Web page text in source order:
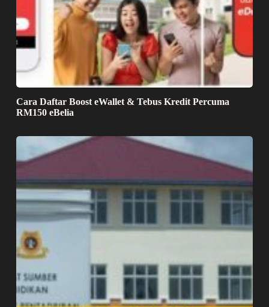
Cara Daftar Boost eWallet & Tebus Kredit Percuma
RM150 eBelia